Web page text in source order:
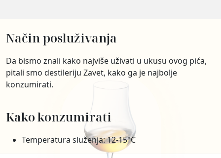
Način posluživanja
Da bismo znali kako najviše uživati u ukusu ovog pića,
pitali smo destileriju Zavet, kako ga je najbolje
konzumirati.
Kako konzumirati
Temperatura služenja: 12-15°C